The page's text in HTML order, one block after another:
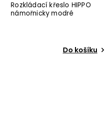
Rozkládací křeslo HIPPO
námořnicky modré
Do košíku